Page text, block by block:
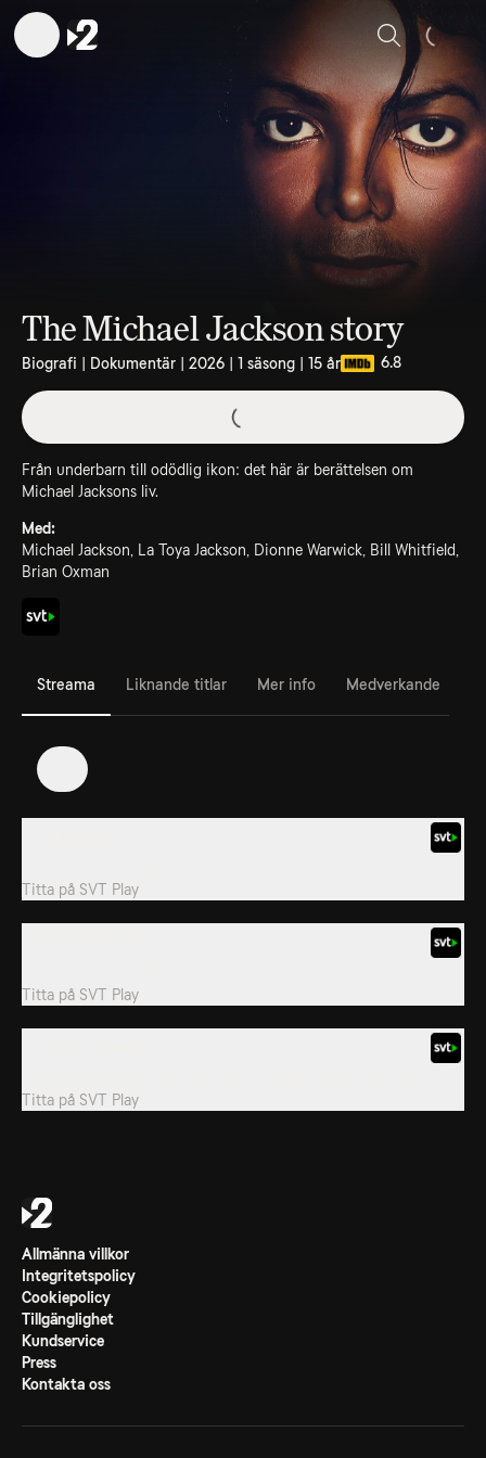
Sök
The Michael Jackson story
Biografi | Dokumentär | 2026 | 1 säsong | 15 år 6.8
Från underbarn till odödlig ikon: det här är berättelsen om
Michael Jacksons liv.
Med:
Michael Jackson, La Toya Jackson, Dionne Warwick, Bill Whitfield,
Brian Oxman
Streama Liknande titlar Mer info Medverkande
Titta på SVT Play
Titta på SVT Play
Titta på SVT Play
Allmänna villkor
Integritetspolicy
Cookiepolicy
Tillgänglighet
Kundservice
Press
Kontakta oss